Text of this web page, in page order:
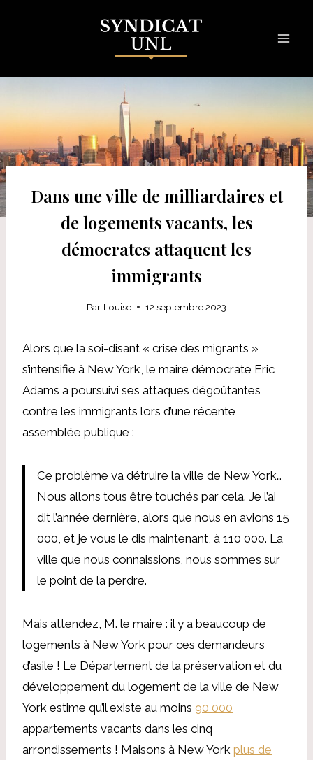
Dans une ville de milliardaires et
de logements vacants, les
démocrates attaquent les
immigrants
Par Louise 12 septembre 2023
Alors que la soi-disant « crise des migrants »
s’intensifie à New York, le maire démocrate Eric
Adams a poursuivi ses attaques dégoûtantes
contre les immigrants lors d’une récente
assemblée publique :
Ce problème va détruire la ville de New York…
Nous allons tous être touchés par cela. Je l’ai
dit l’année dernière, alors que nous en avions 15
000, et je vous le dis maintenant, à 110 000. La
ville que nous connaissions, nous sommes sur
le point de la perdre.
Mais attendez, M. le maire : il y a beaucoup de
logements à New York pour ces demandeurs
d’asile ! Le Département de la préservation et du
développement du logement de la ville de New
York estime qu’il existe au moins 90 000
appartements vacants dans les cinq
arrondissements ! Maisons à New York plus de